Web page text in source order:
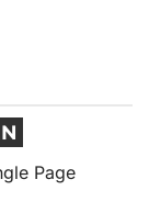
Page